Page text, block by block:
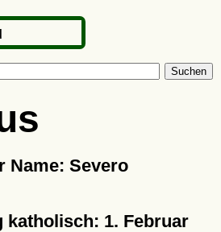
Suchen
Name: Severo
katholisch: 1. Februar